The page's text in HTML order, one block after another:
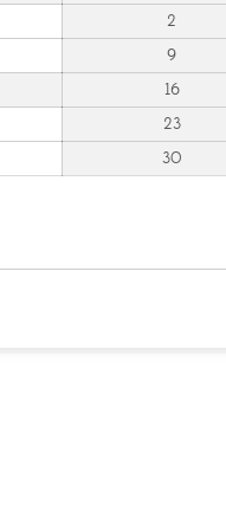
2
9
16
23
30